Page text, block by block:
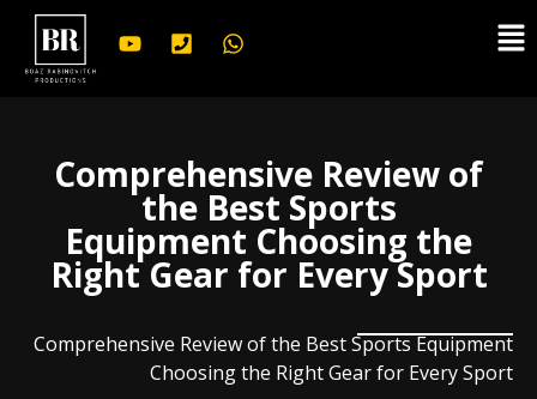
Comprehensive Review of
the Best Sports
Equipment Choosing the
Right Gear for Every Sport
Comprehensive Review of the Best Sports Equipment
Choosing the Right Gear for Every Sport